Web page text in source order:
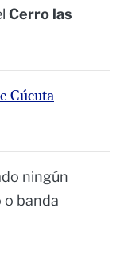
Cerro las
Cúcuta
ningún
o banda